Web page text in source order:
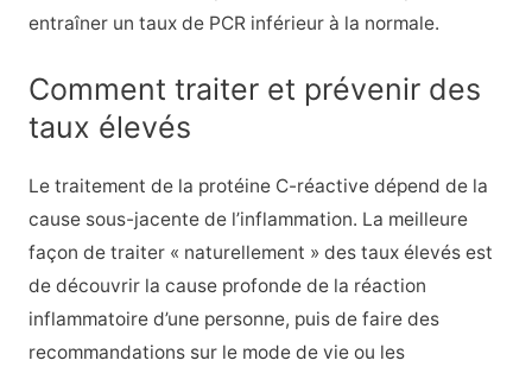
entraîner un taux de PCR inférieur à la normale.
Comment traiter et prévenir des
taux élevés
Le traitement de la protéine C-réactive dépend de la
cause sous-jacente de l’inflammation. La meilleure
façon de traiter « naturellement » des taux élevés est
de découvrir la cause profonde de la réaction
inflammatoire d’une personne, puis de faire des
recommandations sur le mode de vie ou les